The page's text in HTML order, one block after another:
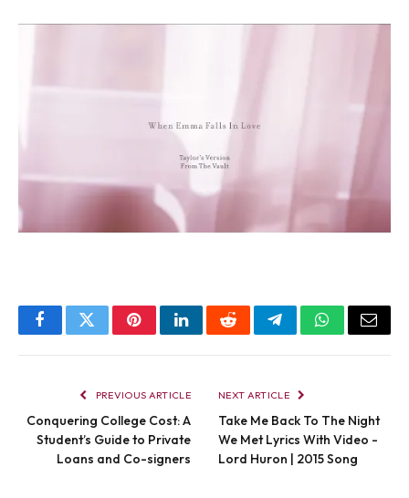
FacebookTwitterPinterestLinkedInRedditTelegramWhatsApp
Email
PREVIOUS ARTICLE
Conquering College Cost: A
Student’s Guide to Private
Loans and Co-signers
NEXT ARTICLE
Take Me Back To The Night
We Met Lyrics With Video -
Lord Huron | 2015 Song